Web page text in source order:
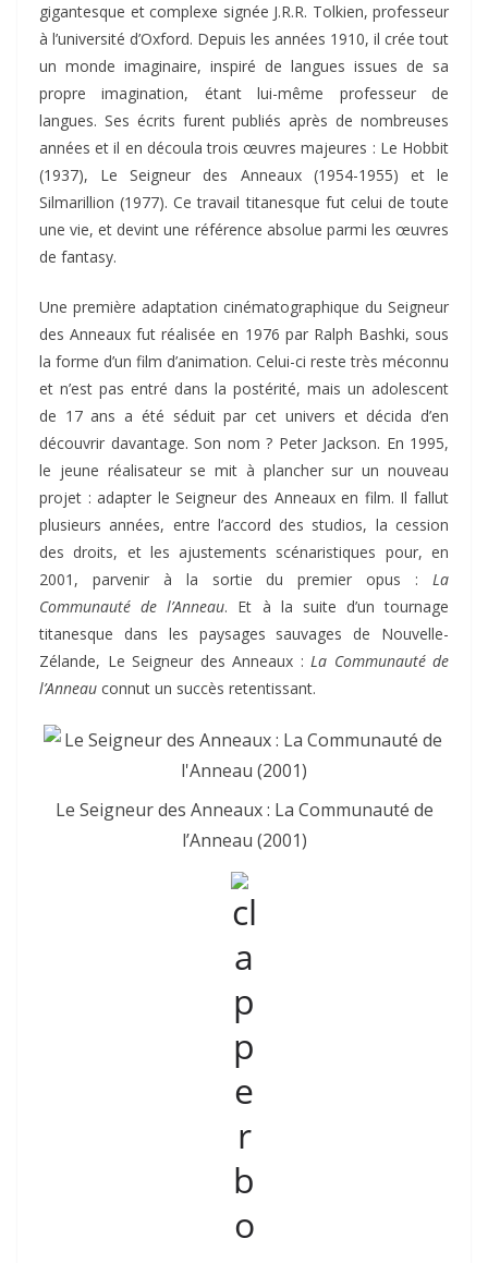
gigantesque et complexe signée J.R.R. Tolkien, professeur
à l’université d’Oxford. Depuis les années 1910, il crée tout
un monde imaginaire, inspiré de langues issues de sa
propre imagination, étant lui-même professeur de
langues. Ses écrits furent publiés après de nombreuses
années et il en découla trois œuvres majeures : Le Hobbit
(1937), Le Seigneur des Anneaux (1954-1955) et le
Silmarillion (1977). Ce travail titanesque fut celui de toute
une vie, et devint une référence absolue parmi les œuvres
de fantasy.
Une première adaptation cinématographique du Seigneur
des Anneaux fut réalisée en 1976 par Ralph Bashki, sous
la forme d’un film d’animation. Celui-ci reste très méconnu
et n’est pas entré dans la postérité, mais un adolescent
de 17 ans a été séduit par cet univers et décida d’en
découvrir davantage. Son nom ? Peter Jackson. En 1995,
le jeune réalisateur se mit à plancher sur un nouveau
projet : adapter le Seigneur des Anneaux en film. Il fallut
plusieurs années, entre l’accord des studios, la cession
des droits, et les ajustements scénaristiques pour, en
2001, parvenir à la sortie du premier opus : La
Communauté de l’Anneau. Et à la suite d’un tournage
titanesque dans les paysages sauvages de Nouvelle-
Zélande, Le Seigneur des Anneaux : La Communauté de
l’Anneau connut un succès retentissant.
Le Seigneur des Anneaux : La Communauté de
l’Anneau (2001)